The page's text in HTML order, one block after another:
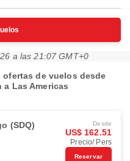
a las 21:07 GMT+0
ofertas de vuelos desde
Las Americas
(SDQ) Desde
US$ 162.51
Precio/ Pers
Reservar